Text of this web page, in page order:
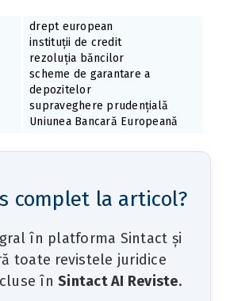
drept european
instituții de credit
rezoluția băncilor
scheme de garantare a
depozitelor
supraveghere prudențială
Uniunea Bancară Europeană
complet la articol?
în platforma Sintact și
toate revistele juridice
în Sintact AI Reviste.